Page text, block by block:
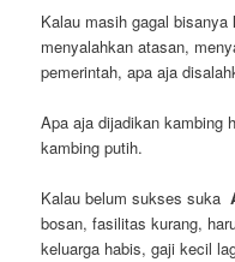
Kalau masih gagal bisanya
menyalahkan atasan,
pemerintah, apa aja
Apa aja dijadikan kambing
kambing putih.
Kalau belum sukses suka
bosan, fasilitas kurang,
keluarga habis, gaji kecil